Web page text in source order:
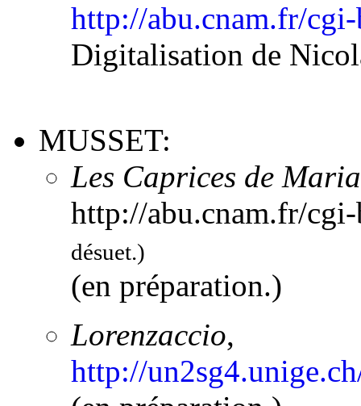
http://abu.cnam.fr/
Digitalisation de
MUSSET:
Les Caprices de
http://abu.cnam.fr/
désuet.)
(en préparation.)
Lorenzaccio,
http://